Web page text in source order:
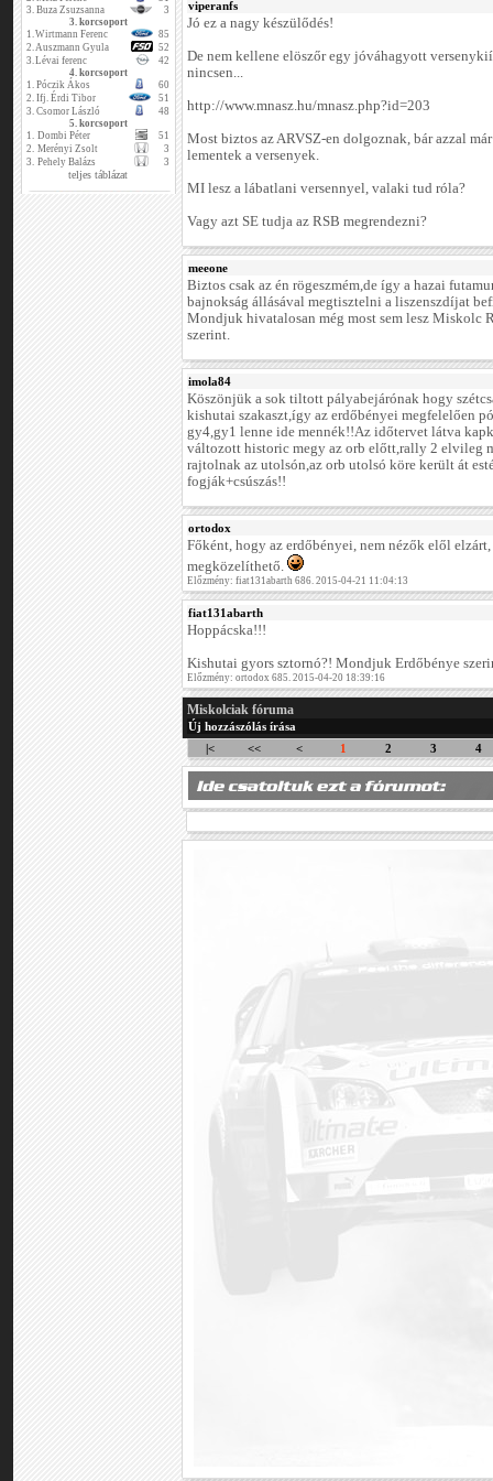
3. Buza Zsuzsanna
3
3. korcsoport
1.Wirtmann Ferenc
85
2.Auszmann Gyula
52
3.Lévai ferenc
42
4. korcsoport
1. Póczik Ákos
60
2. Ifj. Érdi Tibor
51
3. Csomor László
48
5. korcsoport
1. Dombi Péter
51
2. Merényi Zsolt
3
3. Pehely Balázs 3
teljes táblázat
viperanfs
Jó ez a nagy készülődés!
De nem kellene elöszőr egy jóváhagyott
nincsen...
http://www.mnasz.hu/mnasz.php?id=203
Most biztos az ARVSZ-en dolgoznak, bár azzal
lementek a versenyek.
MI lesz a lábatlani versennyel, valaki tud róla?
Vagy azt SE tudja az RSB megrendezni?
meeone
Biztos csak az én rögeszmém,de így a hazai
bajnokság állásával megtisztelni a liszenszdíjat
Mondjuk hivatalosan még most sem lesz Miskolc
szerint.
imola84
Köszönjük a sok tiltott pályabejárónak hogy
kishutai szakaszt,így az erdőbényei megfelelően
gy4,gy1 lenne ide mennék!!Az időtervet látva
változott historic megy az orb előtt,rally 2 elvileg
rajtolnak az utolsón,az orb utolsó köre került át
fogják+csúszás!!
ortodox
Főként, hogy az erdőbényei, nem nézők elől
megközelíthető.
Előzmény: fiat131abarth 686. 2015-04-21 11:04:13
fiat131abarth
Hoppácska!!!
Kishutai gyors sztornó?! Mondjuk Erdőbénye
Előzmény: ortodox 685. 2015-04-20 18:39:16
Miskolciak fóruma
Új hozzászólás írása
|<
<< < 1 2 3 4